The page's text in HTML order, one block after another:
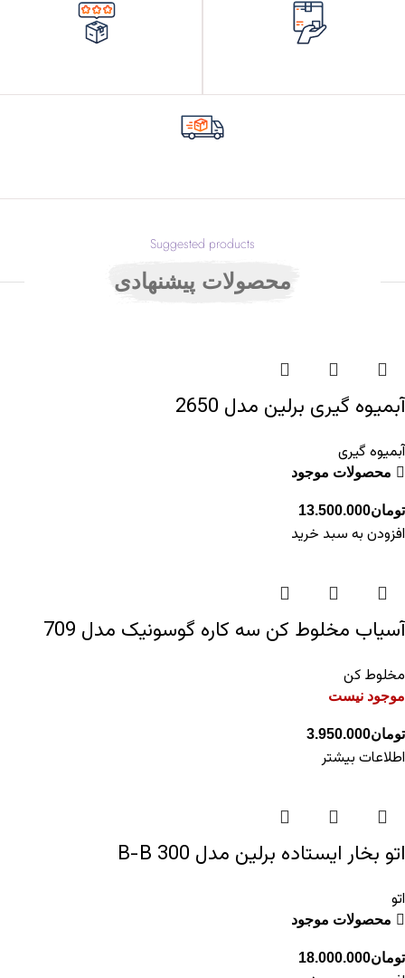
Suggested products
محصولات پیشنهادی
آبمیوه گیری برلین مدل 2650
آبمیوه گیری
محصولات موجود
تومان13.500.000
افزودن به سبد خرید
آسیاب مخلوط کن سه کاره گوسونیک مدل 709
مخلوط کن
موجود نیست
تومان3.950.000
اطلاعات بیشتر
اتو بخار ایستاده برلین مدل 300 B-B
اتو
محصولات موجود
تومان18.000.000